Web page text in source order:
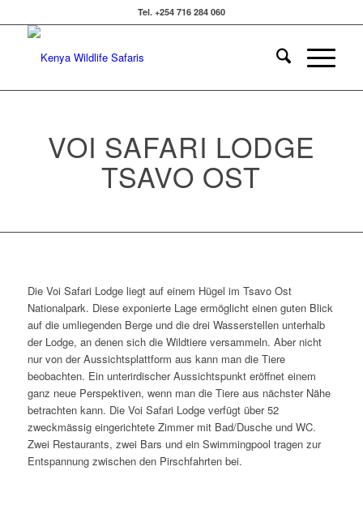
Tel. +254 716 284 060
VOI SAFARI LODGE
TSAVO OST
Die Voi Safari Lodge liegt auf einem Hügel im Tsavo Ost
Nationalpark. Diese exponierte Lage ermöglicht einen guten Blick
auf die umliegenden Berge und die drei Wasserstellen unterhalb
der Lodge, an denen sich die Wildtiere versammeln. Aber nicht
nur von der Aussichtsplattform aus kann man die Tiere
beobachten. Ein unterirdischer Aussichtspunkt eröffnet einem
ganz neue Perspektiven, wenn man die Tiere aus nächster Nähe
betrachten kann. Die Voi Safari Lodge verfügt über 52
zweckmässig eingerichtete Zimmer mit Bad/Dusche und WC.
Zwei Restaurants, zwei Bars und ein Swimmingpool tragen zur
Entspannung zwischen den Pirschfahrten bei.